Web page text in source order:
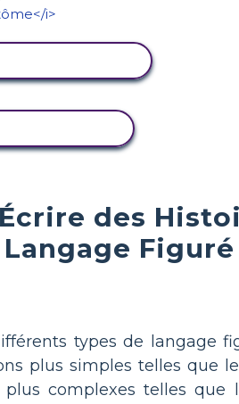
des
Figuré
types de langage
plus simples telles que
complexes telles que